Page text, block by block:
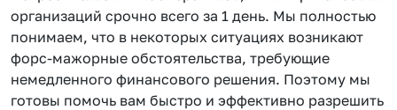
организаций срочно всего за 1 день. Мы полностью
понимаем, что в некоторых ситуациях возникают
форс-мажорные обстоятельства, требующие
немедленного финансового решения. Поэтому мы
готовы помочь вам быстро и эффективно разрешить